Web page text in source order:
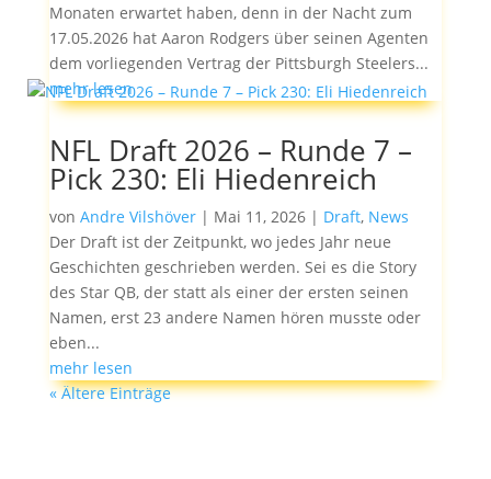
Monaten erwartet haben, denn in der Nacht zum
17.05.2026 hat Aaron Rodgers über seinen Agenten
dem vorliegenden Vertrag der Pittsburgh Steelers...
mehr lesen
NFL Draft 2026 – Runde 7 –
Pick 230: Eli Hiedenreich
von Andre Vilshöver| Mai 11, 2026| Draft, News
Der Draft ist der Zeitpunkt, wo jedes Jahr neue
Geschichten geschrieben werden. Sei es die Story
des Star QB, der statt als einer der ersten seinen
Namen, erst 23 andere Namen hören musste oder
eben...
mehr lesen
« Ältere Einträge